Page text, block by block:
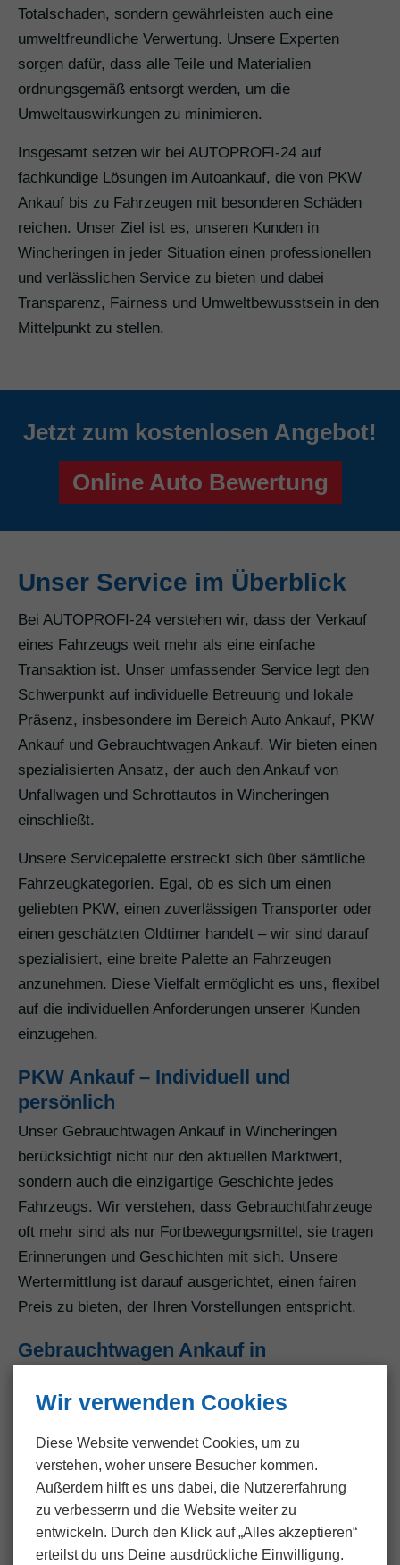
Totalschaden, sondern gewährleisten auch eine
umweltfreundliche Verwertung. Unsere Experten
sorgen dafür, dass alle Teile und Materialien
ordnungsgemäß entsorgt werden, um die
Umweltauswirkungen zu minimieren.
Insgesamt setzen wir bei AUTOPROFI-24 auf
fachkundige Lösungen im Autoankauf, die von PKW
Ankauf bis zu Fahrzeugen mit besonderen Schäden
reichen. Unser Ziel ist es, unseren Kunden in
Wincheringen in jeder Situation einen professionellen
und verlässlichen Service zu bieten und dabei
Transparenz, Fairness und Umweltbewusstsein in den
Mittelpunkt zu stellen.
Jetzt zum kostenlosen Angebot!
Online Auto Bewertung
Unser Service im Überblick
Bei AUTOPROFI-24 verstehen wir, dass der Verkauf
eines Fahrzeugs weit mehr als eine einfache
Transaktion ist. Unser umfassender Service legt den
Schwerpunkt auf individuelle Betreuung und lokale
Präsenz, insbesondere im Bereich Auto Ankauf, PKW
Ankauf und Gebrauchtwagen Ankauf. Wir bieten einen
spezialisierten Ansatz, der auch den Ankauf von
Unfallwagen und Schrottautos in Wincheringen
einschließt.
Unsere Servicepalette erstreckt sich über sämtliche
Fahrzeugkategorien. Egal, ob es sich um einen
geliebten PKW, einen zuverlässigen Transporter oder
einen geschätzten Oldtimer handelt – wir sind darauf
spezialisiert, eine breite Palette an Fahrzeugen
anzunehmen. Diese Vielfalt ermöglicht es uns, flexibel
auf die individuellen Anforderungen unserer Kunden
einzugehen.
PKW Ankauf – Individuell und
persönlich
Unser Gebrauchtwagen Ankauf in Wincheringen
berücksichtigt nicht nur den aktuellen Marktwert,
sondern auch die einzigartige Geschichte jedes
Fahrzeugs. Wir verstehen, dass Gebrauchtfahrzeuge
oft mehr sind als nur Fortbewegungsmittel, sie tragen
Erinnerungen und Geschichten mit sich. Unsere
Wertermittlung ist darauf ausgerichtet, einen fairen
Preis zu bieten, der Ihren Vorstellungen entspricht.
Gebrauchtwagen Ankauf in
Unser Gebrauchtwagen Ankaufservice in
marktgerechte Preise aus. Wir verstehen, dass Ihr
Gebrauchtwagen für Sie einen hohen persönlichen
Wert haben kann. Daher bemühen wir uns, Ihnen ein
Angebot zu unterbreiten, das diesem Wert gerecht
wird. Unsere transparente Vorgehensweise stellt
Wir verwenden Cookies
Diese Website verwendet Cookies, um zu
verstehen, woher unsere Besucher kommen.
Außerdem hilft es uns dabei, die Nutzer­erfahrung
zu verbesserrn und die Website weiter zu
entwickeln. Durch den Klick auf „Alles akzeptieren“
erteilst du uns Deine ausdrückliche Einwilligung.